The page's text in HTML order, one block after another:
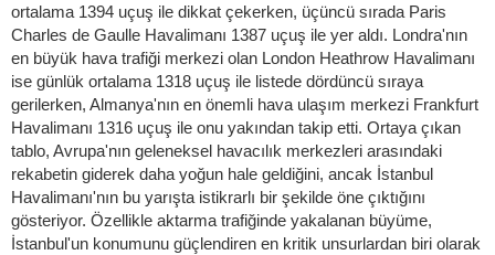
ortalama 1394 uçuş ile dikkat çekerken, üçüncü sırada Paris
Charles de Gaulle Havalimanı 1387 uçuş ile yer aldı. Londra'nın
en büyük hava trafiği merkezi olan London Heathrow Havalimanı
ise günlük ortalama 1318 uçuş ile listede dördüncü sıraya
gerilerken, Almanya'nın en önemli hava ulaşım merkezi Frankfurt
Havalimanı 1316 uçuş ile onu yakından takip etti. Ortaya çıkan
tablo, Avrupa'nın geleneksel havacılık merkezleri arasındaki
rekabetin giderek daha yoğun hale geldiğini, ancak İstanbul
Havalimanı'nın bu yarışta istikrarlı bir şekilde öne çıktığını
gösteriyor. Özellikle aktarma trafiğinde yakalanan büyüme,
İstanbul'un konumunu güçlendiren en kritik unsurlardan biri olarak